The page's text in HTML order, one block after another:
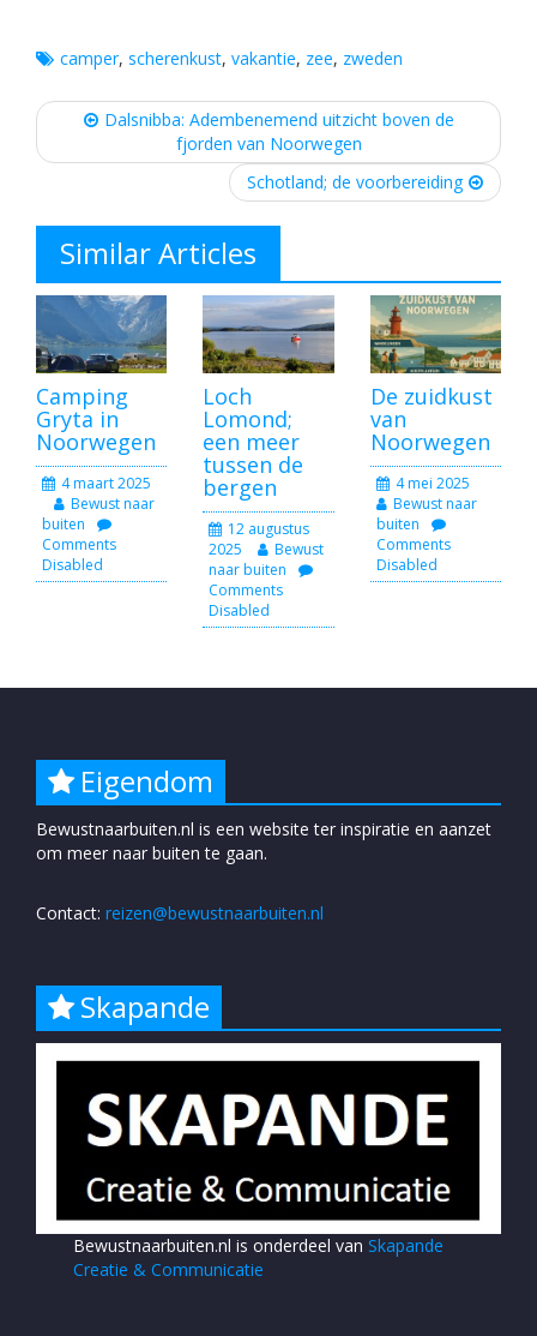
camper, scherenkust, vakantie, zee, zweden
Post
navigationDalsnibba: Adembenemend uitzicht boven de
fjorden van Noorwegen
Schotland; de voorbereiding
Similar Articles
Camping
Gryta in
Noorwegen
4 maart 2025
Bewust naar
buiten
Comments
Disabled
Loch
Lomond;
een meer
tussen de
bergen
12 augustus
2025
Bewust
naar buiten
Comments
Disabled
De zuidkust
van
Noorwegen
4 mei 2025
Bewust naar
buiten
Comments
Disabled
Eigendom
Bewustnaarbuiten.nl is een website ter inspiratie en aanzet
om meer naar buiten te gaan.
Contact: reizen@bewustnaarbuiten.nl
Skapande
Bewustnaarbuiten.nl is onderdeel vanSkapande
Creatie & Communicatie